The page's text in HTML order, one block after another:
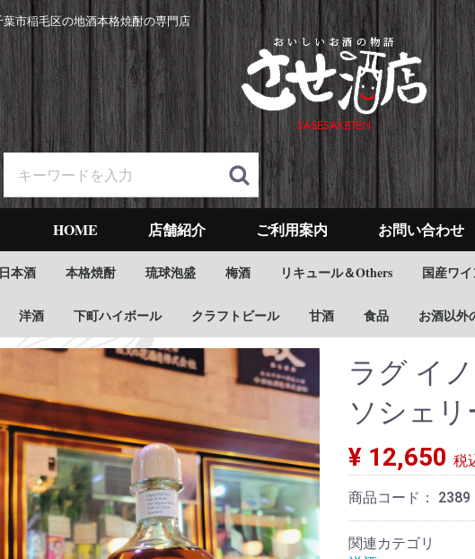
葉市稲毛区の地酒本格焼酎の専門店
HOME 店舗紹介 ご利用案内 お問い合わせ
日本酒 本格焼酎 琉球泡盛 梅酒 リキュール＆Others 国産ワ
洋酒 下町ハイボール クラフトビール 甘酒 食品 お酒以外
ラグ イ
ソシェ
¥ 12,650 税
商品コード： 2389
関連カテゴリ